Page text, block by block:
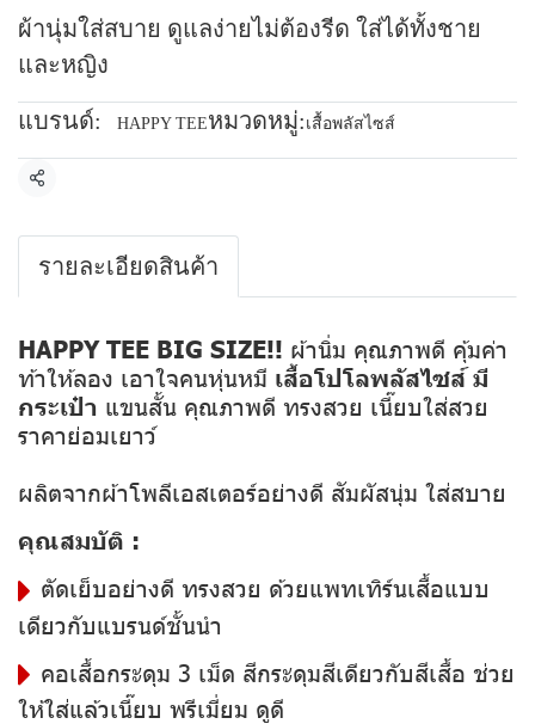
ผ้านุ่มใส่สบาย ดูแลง่ายไม่ต้องรีด ใส่ได้ทั้งชาย
และหญิง
แบรนด์: HAPPY TEEหมวดหมู่: เสื้อพลัสไซส์
แชร์
รายละเอียดสินค้า
HAPPY TEE BIG SIZE!! ผ้านิ่ม คุณภาพดี คุ้มค่า
ท้าให้ลอง เอาใจคนหุ่นหมี เสื้อโปโลพลัสไซส์ มี
กระเป๋า แขนสั้น คุณภาพดี ทรงสวย เนี๊ยบใส่สวย
ราคาย่อมเยาว์
ผลิตจากผ้าโพลีเอสเตอร์อย่างดี สัมผัสนุ่ม ใส่สบาย
คุณสมบัติ :
ตัดเย็บอย่างดี ทรงสวย ด้วยแพทเทิร์นเสื้อแบบ
เดียวกับแบรนด์ชั้นนำ
คอเสื้อกระดุม 3 เม็ด สีกระดุมสีเดียวกับสีเสื้อ ช่วย
ให้ใส่แล้วเนี๊ยบ พรีเมี่ยม ดูดี